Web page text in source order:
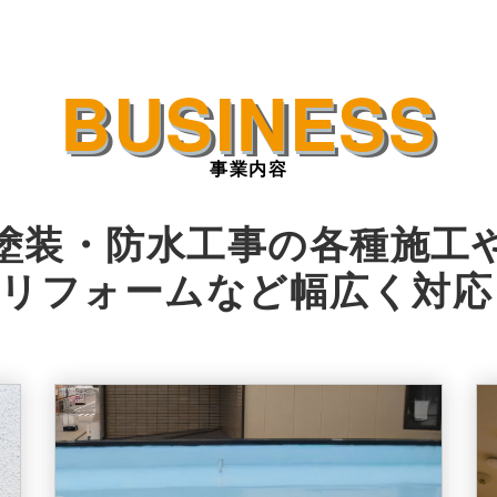
事業内容
装・防水工事の各種施工
フォームなど幅広く対